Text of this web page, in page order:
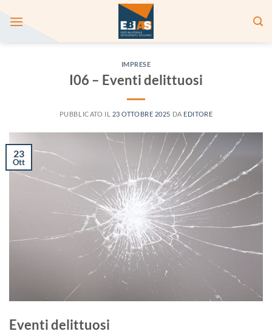
IMPRESE
I06 – Eventi delittuosi
PUBBLICATO IL 23 OTTOBRE 2025 DA EDITORE
23
Ott
Eventi delittuosi